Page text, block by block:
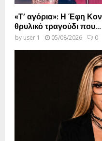
«Τ’ αγόρια»: Η Έφη
θρυλικό τραγούδι που...
by user 1 05/08/2026 0